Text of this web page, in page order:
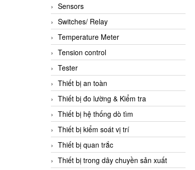
Sensors
Switches/ Relay
Temperature Meter
Tension control
Tester
Thiết bị an toàn
Thiết bị đo lường & Kiểm tra
Thiết bị hệ thống dò tìm
Thiết bị kiểm soát vị trí
Thiết bị quan trắc
Thiết bị trong dây chuyền sản xuất